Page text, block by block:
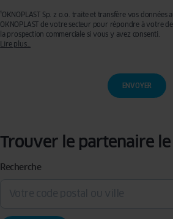
¹OKNOPLAST Sp. z o.o. traite et transfère vos données
OKNOPLAST de votre secteur pour répondre à votre
la prospection commerciale si vous y avez consenti.
l’établissement de votre devis. Vous disposez d’un droit
retrait de votre consentement ainsi que d’un droit à
traitement et à la portabilité que vous pouvez exercer
Lire plus…
Trouver le partenaire le
Recherche